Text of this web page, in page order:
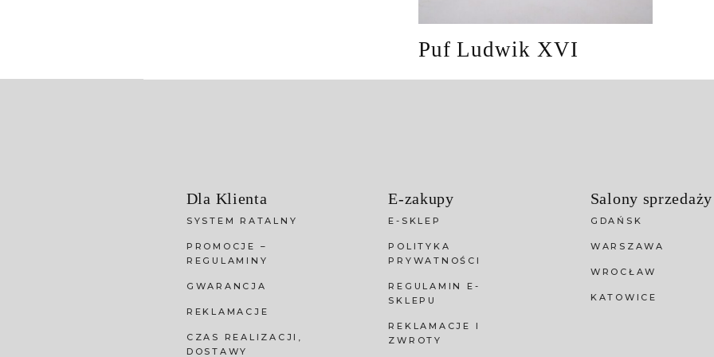
Puf Ludwik XVI
Dla Klienta
SYSTEM RATALNY
PROMOCJE –
REGULAMINY
GWARANCJA
REKLAMACJE
CZAS REALIZACJI,
DOSTAWY
E-zakupy
E-SKLEP
POLITYKA
PRYWATNOŚCI
REGULAMIN E-
SKLEPU
REKLAMACJE I
ZWROTY
Salony sprzedaży
GDAŃSK
WARSZAWA
WROCŁAW
KATOWICE